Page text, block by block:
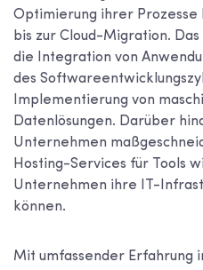
Optimierung ihrer Prozesse
bis zur Cloud-Migration.
die Integration von
des
Implementierung von
Datenlösungen. Darüber
Unternehmen
Hosting-Services für Tools
Unternehmen ihre IT-
können.
Mit umfassender Erfahrung